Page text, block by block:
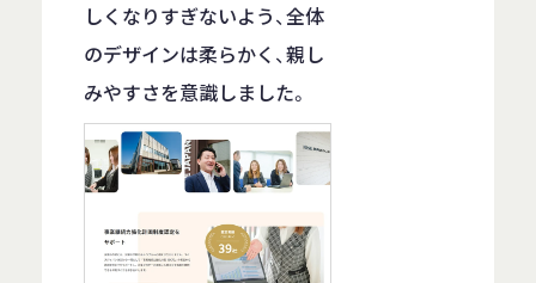
しくなりすぎないよう、全体
のデザインは柔らかく、親し
みやすさを意識しました。